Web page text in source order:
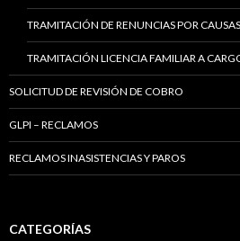
TRAMITACIÓN DE RENUNCIAS POR
TRAMITACIÓN LICENCIA FAMILIAR A
SOLICITUD DE REVISIÓN DE COBRO
GLPI – RECLAMOS
RECLAMOS INASISTENCIAS Y PAROS
CATEGORÍAS